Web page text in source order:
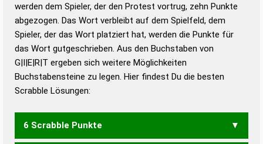
Duden – Standardwerk in 12 Bänden
Duden – Richtiges und gutes
Deutsch
Duden – Die deutsche Grammatik
Duden – Deutsches
werden dem Spieler, der den Protest vortrug, zehn Punkte
abgezogen. Das Wort verbleibt auf dem Spielfeld, dem
Spieler, der das Wort platziert hat, werden die Punkte für
das Wort gutgeschrieben. Aus den Buchstaben von
G|I|E|R|T ergeben sich weitere Möglichkeiten
Buchstabensteine zu legen. Hier findest Du die besten
Scrabble Lösungen:
6 Scrabble Punkte